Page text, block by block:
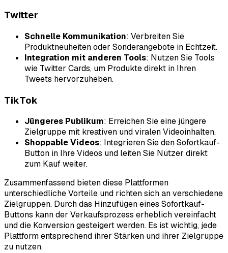
Twitter
Schnelle Kommunikation: Verbreiten Sie
Produktneuheiten oder Sonderangebote in Echtzeit.
Integration mit anderen Tools: Nutzen Sie Tools
wie Twitter Cards, um Produkte direkt in Ihren
Tweets hervorzuheben.
TikTok
Jüngeres Publikum: Erreichen Sie eine jüngere
Zielgruppe mit kreativen und viralen Videoinhalten.
Shoppable Videos: Integrieren Sie den Sofortkauf-
Button in Ihre Videos und leiten Sie Nutzer direkt
zum Kauf weiter.
Zusammenfassend bieten diese Plattformen
unterschiedliche Vorteile und richten sich an verschiedene
Zielgruppen. Durch das Hinzufügen eines Sofortkauf-
Buttons kann der Verkaufsprozess erheblich vereinfacht
und die Konversion gesteigert werden. Es ist wichtig, jede
Plattform entsprechend ihrer Stärken und ihrer Zielgruppe
zu nutzen.